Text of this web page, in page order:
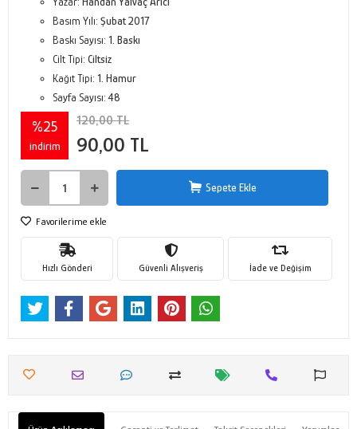
Basım Yılı: Şubat 2017
Baskı Sayısı: 1. Baskı
Cilt Tipi: Ciltsiz
Kağıt Tipi: 1. Hamur
Sayfa Sayısı:48
%25
indirim
120,00 TL
90,00 TL
Sepete Ekle
Favorilerime ekle
Hızlı Gönderi Güvenli Alışveriş İade ve Değişim